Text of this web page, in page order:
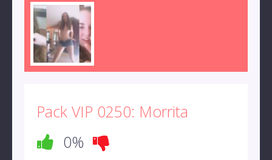
Pack VIP 0250: Morrita
0%